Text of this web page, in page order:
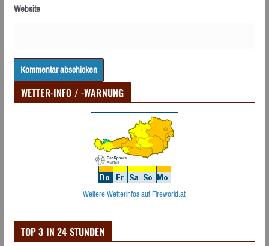
Website
WETTER-INFO / -WARNUNG
Weitere Wetterinfos auf Fireworld.at
TOP 3 IN 24 STUNDEN